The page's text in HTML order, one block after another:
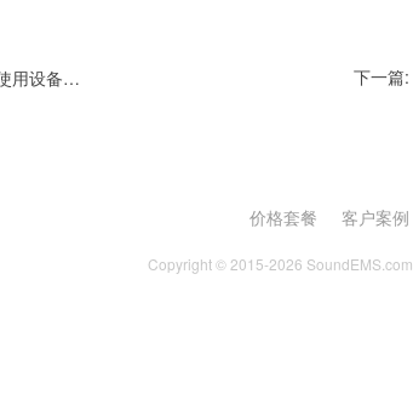
配音技巧有哪些 配音使用设备有哪些 下一篇:
价格套餐 客户案例
Copyright © 2015-2026 SoundEMS.com